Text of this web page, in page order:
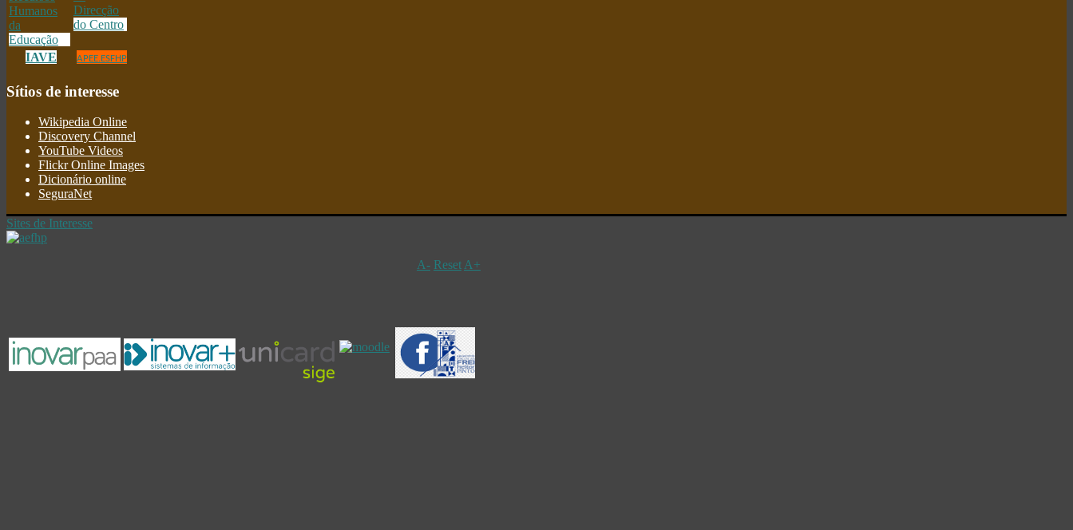
IAVE APEE.ESFHP
Sítios de interesse
Wikipedia Online
Discovery Channel
YouTube Videos
Flickr Online Images
Dicionário online
SeguraNet
Sites de Interesse
A- Reset A+